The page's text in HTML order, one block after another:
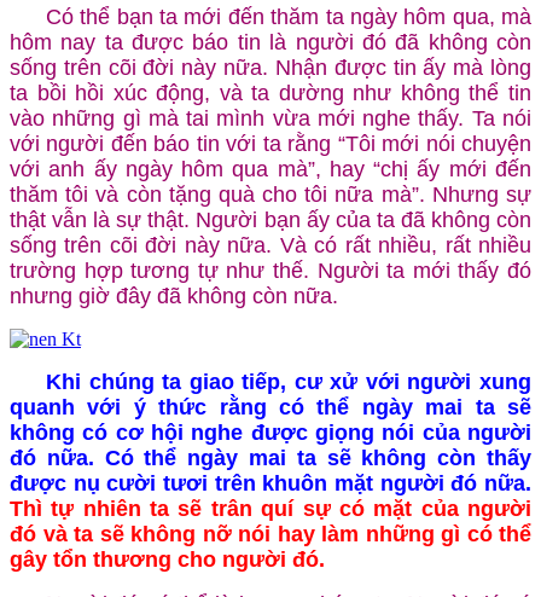
Có thể bạn ta mới đến thăm ta ngày hôm qua, mà
hôm nay ta được báo tin là người đó đã không còn
sống trên cõi đời này nữa. Nhận được tin ấy mà lòng
ta bồi hồi xúc động, và ta dường như không thể tin
vào những gì mà tai mình vừa mới nghe thấy. Ta nói
với người đến báo tin với ta rằng “Tôi mới nói chuyện
với anh ấy ngày hôm qua mà”, hay “chị ấy mới đến
thăm tôi và còn tặng quà cho tôi nữa mà”. Nhưng sự
thật vẫn là sự thật. Người bạn ấy của ta đã không còn
sống trên cõi đời này nữa. Và có rất nhiều, rất nhiều
trường hợp tương tự như thế. Người ta mới thấy đó
nhưng giờ đây đã không còn nữa.
Khi chúng ta giao tiếp, cư xử với người xung
quanh với ý thức rằng có thể ngày mai ta sẽ
không có cơ hội nghe được giọng nói của người
đó nữa. Có thể ngày mai ta sẽ không còn thấy
được nụ cười tươi trên khuôn mặt người đó nữa.
Thì tự nhiên ta sẽ trân quí sự có mặt của người
đó và ta sẽ không nỡ nói hay làm những gì có thể
gây tổn thương cho người đó.